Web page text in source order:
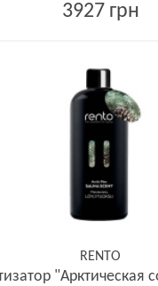
3927 грн
RENTO
"Арктическая